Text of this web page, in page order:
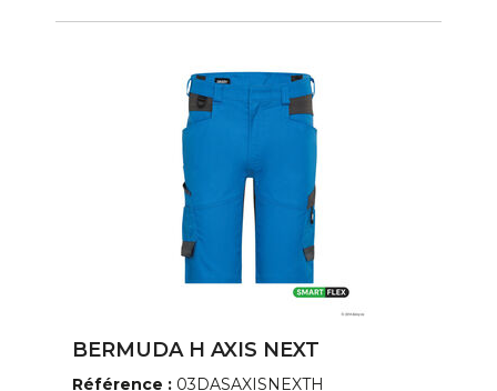
BERMUDA H AXIS NEXT
Référence : 03DASAXISNEXTH